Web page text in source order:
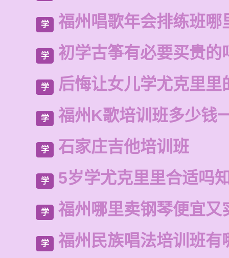
学 福州唱歌年会排练班哪
学 初学古筝有必要买贵的
学 后悔让女儿学尤克里里
学 福州K歌培训班多少钱
学 石家庄吉他培训班
学 5岁学尤克里里合适吗
学 福州哪里卖钢琴便宜又
学 福州民族唱法培训班有